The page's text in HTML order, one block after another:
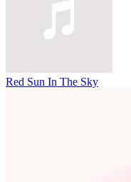
Red Sun In The Sky